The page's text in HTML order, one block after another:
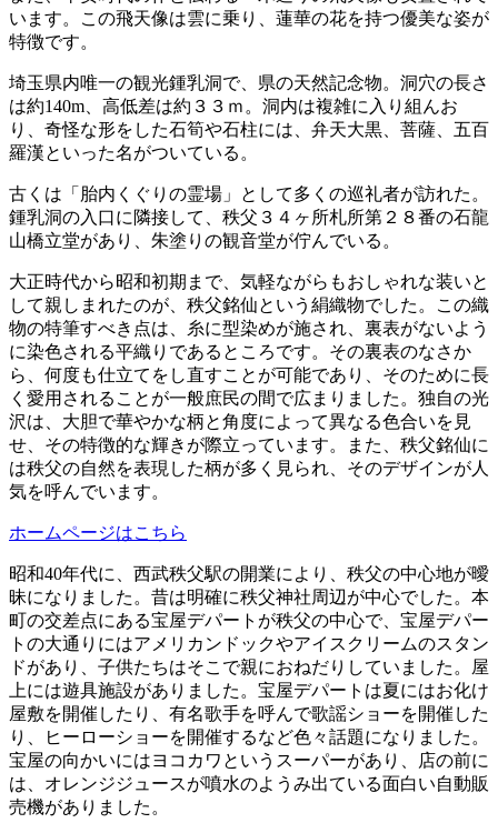
います。この飛天像は雲に乗り、蓮華の花を持つ優美な姿が
特徴です。
埼玉県内唯一の観光鍾乳洞で、県の天然記念物。洞穴の長さ
は約140m、高低差は約３３ｍ。洞内は複雑に入り組んお
り、奇怪な形をした石筍や石柱には、弁天大黒、菩薩、五百
羅漢といった名がついている。
古くは「胎内くぐりの霊場」として多くの巡礼者が訪れた。
鍾乳洞の入口に隣接して、秩父３４ヶ所札所第２８番の石龍
山橋立堂があり、朱塗りの観音堂が佇んでいる。
大正時代から昭和初期まで、気軽ながらもおしゃれな装いと
して親しまれたのが、秩父銘仙という絹織物でした。この織
物の特筆すべき点は、糸に型染めが施され、裏表がないよう
に染色される平織りであるところです。その裏表のなさか
ら、何度も仕立てをし直すことが可能であり、そのために長
く愛用されることが一般庶民の間で広まりました。独自の光
沢は、大胆で華やかな柄と角度によって異なる色合いを見
せ、その特徴的な輝きが際立っています。また、秩父銘仙に
は秩父の自然を表現した柄が多く見られ、そのデザインが人
気を呼んでいます。
ホームページはこちら
昭和40年代に、西武秩父駅の開業により、秩父の中心地が曖
昧になりました。昔は明確に秩父神社周辺が中心でした。本
町の交差点にある宝屋デパートが秩父の中心で、宝屋デパー
トの大通りにはアメリカンドックやアイスクリームのスタン
ドがあり、子供たちはそこで親におねだりしていました。屋
上には遊具施設がありました。宝屋デパートは夏にはお化け
屋敷を開催したり、有名歌手を呼んで歌謡ショーを開催した
り、ヒーローショーを開催するなど色々話題になりました。
宝屋の向かいにはヨコカワというスーパーがあり、店の前に
は、オレンジジュースが噴水のようみ出ている面白い自動販
売機がありました。